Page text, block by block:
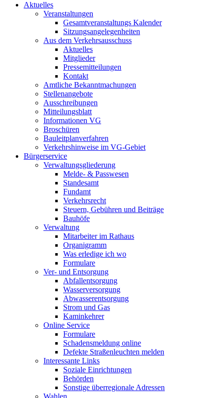
Aktuelles
Veranstaltungen
Gesamtveranstaltungs Kalender
Sitzungsangelegenheiten
Aus dem Verkehrsausschuss
Aktuelles
Mitglieder
Pressemitteilungen
Kontakt
Amtliche Bekanntmachungen
Stellenangebote
Ausschreibungen
Mitteilungsblatt
Informationen VG
Broschüren
Bauleitplanverfahren
Verkehrshinweise im VG-Gebiet
Bürgerservice
Verwaltungsgliederung
Melde- & Passwesen
Standesamt
Fundamt
Verkehrsrecht
Steuern, Gebühren und Beiträge
Bauhöfe
Verwaltung
Mitarbeiter im Rathaus
Organigramm
Was erledige ich wo
Formulare
Ver- und Entsorgung
Abfallentsorgung
Wasserversorgung
Abwasserentsorgung
Strom und Gas
Kaminkehrer
Online Service
Formulare
Schadensmeldung online
Defekte Straßenleuchten melden
Interessante Links
Soziale Einrichtungen
Behörden
Sonstige überregionale Adressen
Wahlen